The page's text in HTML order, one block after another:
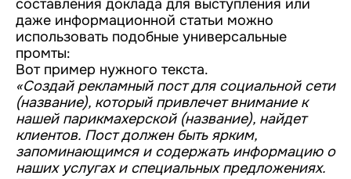
составления доклада для выступления или
даже информационной статьи можно
использовать подобные универсальные
промты:
Вот пример нужного текста.
«Создай рекламный пост для социальной сети
(название), который привлечет внимание к
нашей парикмахерской (название), найдет
клиентов. Пост должен быть ярким,
запоминающимся и содержать информацию о
наших услугах и специальных предложениях.